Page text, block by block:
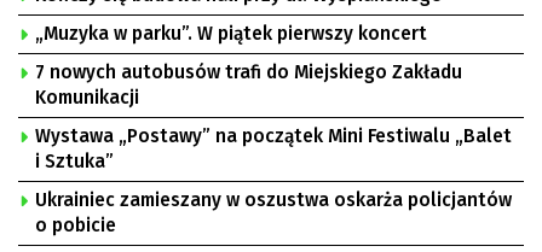
„Muzyka w parku”. W piątek pierwszy koncert
7 nowych autobusów trafi do Miejskiego Zakładu
Komunikacji
Wystawa „Postawy” na początek Mini Festiwalu „Balet
i Sztuka”
Ukrainiec zamieszany w oszustwa oskarża policjantów
o pobicie